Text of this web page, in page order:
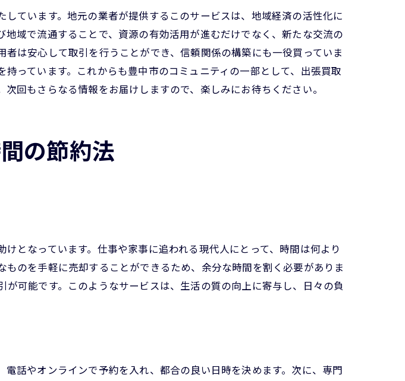
張買取のプロセス
られる安心感
心な取引環境
取のサポート
張買取の実績
張買取の効果
張買取の役割
張買取の影響
ています。地元の業者が提供するこのサービスは、地域経済の活性化に
域で流通することで、資源の有効活用が進むだけでなく、新たな交流の
は安心して取引を行うことができ、信頼関係の構築にも一役買っていま
っています。これからも豊中市のコミュニティの一部として、出張買取
回もさらなる情報をお届けしますので、楽しみにお待ちください。
の節約法
となっています。仕事や家事に追われる現代人にとって、時間は何より
のを手軽に売却することができるため、余分な時間を割く必要がありま
可能です。このようなサービスは、生活の質の向上に寄与し、日々の負
話やオンラインで予約を入れ、都合の良い日時を決めます。次に、専門